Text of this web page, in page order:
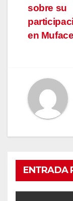
sobre su
en Muface
ENTRADA